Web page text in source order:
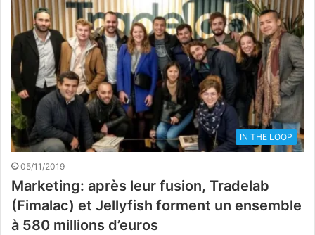
IN THE LOOP
05/11/2019
Marketing: après leur fusion, Tradelab
(Fimalac) et Jellyfish forment un ensemble
à 580 millions d’euros